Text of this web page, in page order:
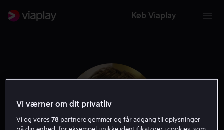
Køb Viaplay
Vi værner om dit privatliv
Vi og vores78 partnere gemmer og får adgang til oplysninger
på din enhed, for eksempel unikke identifikatorer i cookies, som